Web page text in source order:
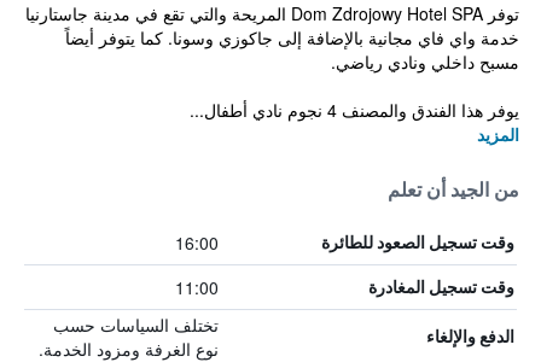
توفر Dom Zdrojowy Hotel SPA المريحة والتي تقع في مدينة جاستارنيا
خدمة واي فاي مجانية بالإضافة إلى جاكوزي وسونا. كما يتوفر أيضاً
مسبح داخلي ونادي رياضي.
يوفر هذا الفندق والمصنف 4 نجوم نادي أطفال...
المزيد
من الجيد أن تعلم
وقت تسجيل الصعود للطائرة 16:00
وقت تسجيل المغادرة 11:00
الدفع والإلغاء
تختلف السياسات حسب
نوع الغرفة ومزود الخدمة.